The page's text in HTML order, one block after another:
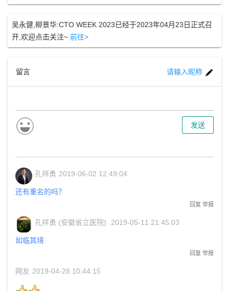
吴永健,柳景华:CTO WEEK 2023已经于2023年04月23日正式召
开,欢迎点击关注~ 前往>
留言 请输入昵称
发送
孔祥勇 2019-06-02 12:49:04
还有重名的吗？
回复 举报
孔祥勇 (安徽省立医院) 2019-05-11 21:45:03
如临其境
回复 举报
网友 2019-04-28 10:44:15